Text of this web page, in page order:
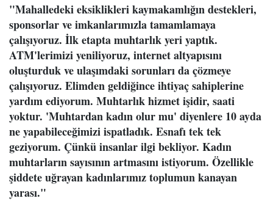
"Mahalledeki eksiklikleri kaymakamlığın destekleri,
sponsorlar ve imkanlarımızla tamamlamaya
çalışıyoruz. İlk etapta muhtarlık yeri yaptık.
ATM'lerimizi yeniliyoruz, internet altyapısını
oluşturduk ve ulaşımdaki sorunları da çözmeye
çalışıyoruz. Elimden geldiğince ihtiyaç sahiplerine
yardım ediyorum. Muhtarlık hizmet işidir, saati
yoktur. 'Muhtardan kadın olur mu' diyenlere 10 ayda
ne yapabileceğimizi ispatladık. Esnafı tek tek
geziyorum. Çünkü insanlar ilgi bekliyor. Kadın
muhtarların sayısının artmasını istiyorum. Özellikle
şiddete uğrayan kadınlarımız toplumun kanayan
yarası."